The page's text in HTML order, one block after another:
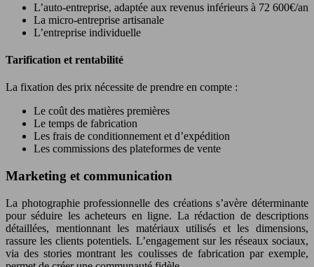
L’auto-entreprise, adaptée aux revenus inférieurs à 72 600€/an
La micro-entreprise artisanale
L’entreprise individuelle
Tarification et rentabilité
La fixation des prix nécessite de prendre en compte :
Le coût des matières premières
Le temps de fabrication
Les frais de conditionnement et d’expédition
Les commissions des plateformes de vente
Marketing et communication
La photographie professionnelle des créations s’avère déterminante
pour séduire les acheteurs en ligne. La rédaction de descriptions
détaillées, mentionnant les matériaux utilisés et les dimensions,
rassure les clients potentiels. L’engagement sur les réseaux sociaux,
via des stories montrant les coulisses de fabrication par exemple,